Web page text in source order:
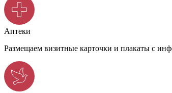
Аптеки
Размещаем визитные карточки и плакаты с